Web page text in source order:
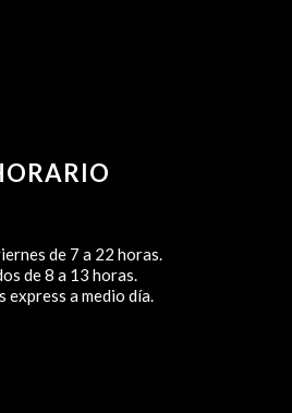
de 7 a 22 horas.
de 8 a 13 horas.
express a medio día.